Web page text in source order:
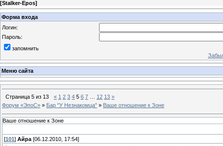
[Stalker-Epos]
Форма входа
Логин:
Пароль:
запомнить
Меню сайта
Страница 5 из 13 « 1 2 3 4 5 6 7 12 13 »
Форум «ЭпоС» » Бар "У Незнакомца" » Ваше отношение к Зоне
Ваше отношение к Зоне
[101 ] Айра [06.12.2010, 17:54]